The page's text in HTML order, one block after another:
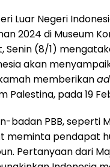
Luar Negeri
2024 di Museum
Senin (8/1)
akan
memberikan
Palestina, pada 19
badan PBB, seperti
meminta pendapat
Pertanyaan dari